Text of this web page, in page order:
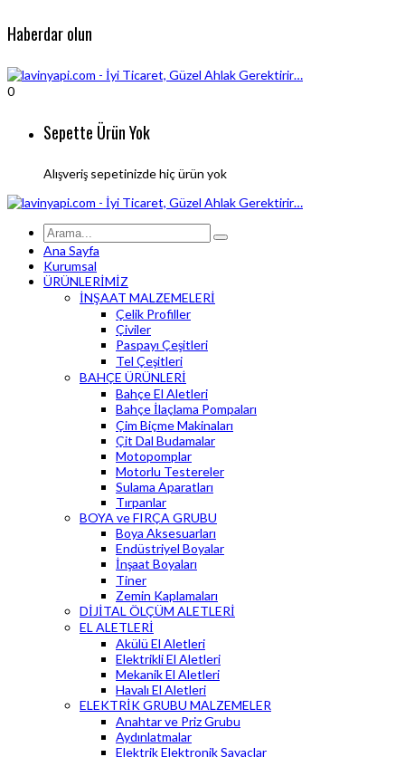
Haberdar olun
0
Sepette Ürün Yok
Alışveriş sepetinizde hiç ürün yok
Ana Sayfa
Kurumsal
ÜRÜNLERİMİZ
İNŞAAT MALZEMELERİ
Çelik Profiller
Çiviler
Paspayı Çeşitleri
Tel Çeşitleri
BAHÇE ÜRÜNLERİ
Bahçe El Aletleri
Bahçe İlaçlama Pompaları
Çim Biçme Makinaları
Çit Dal Budamalar
Motopomplar
Motorlu Testereler
Sulama Aparatları
Tırpanlar
BOYA ve FIRÇA GRUBU
Boya Aksesuarları
Endüstriyel Boyalar
İnşaat Boyaları
Tiner
Zemin Kaplamaları
DİJİTAL ÖLÇÜM ALETLERİ
EL ALETLERİ
Akülü El Aletleri
Elektrikli El Aletleri
Mekanik El Aletleri
Havalı El Aletleri
ELEKTRİK GRUBU MALZEMELER
Anahtar ve Priz Grubu
Aydınlatmalar
Elektrik Elektronik Sayaçlar